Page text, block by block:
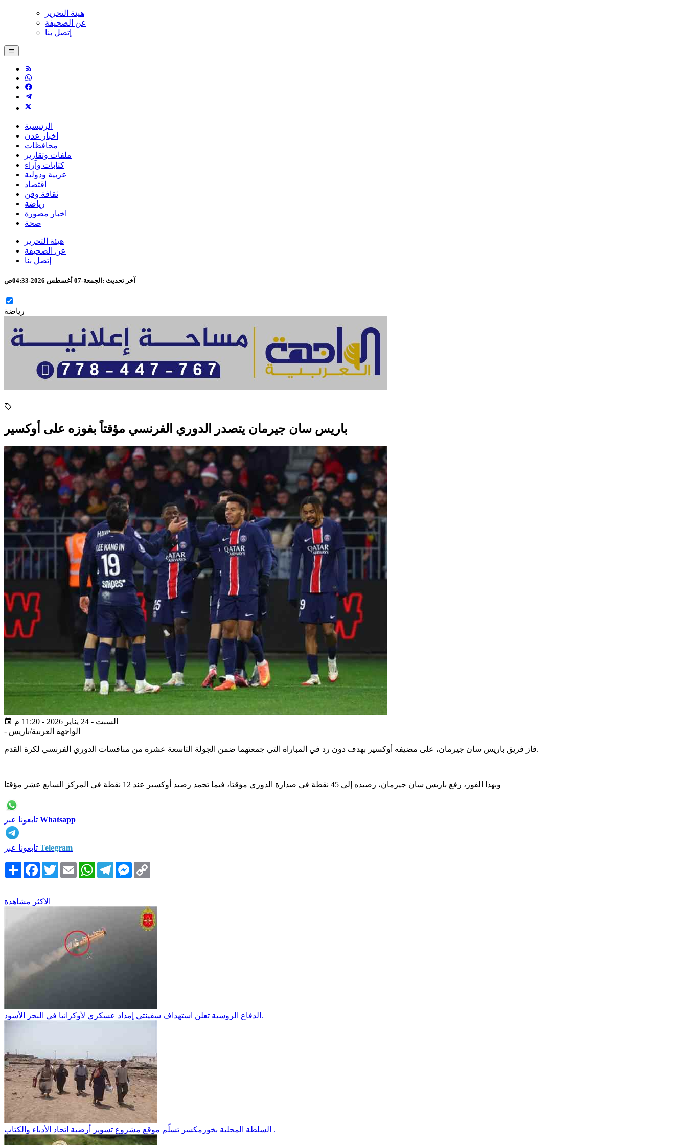
هيئة التحرير
عن الصحيفة
إتصل بنا
الرئيسية
اخبار عدن
محافظات
ملفات وتقارير
كتابات وآراء
عربية ودولية
اقتصاد
ثقافة وفن
رياضة
اخبار مصورة
صحة
هيئة التحرير
عن الصحيفة
إتصل بنا
آخر تحديث : الجمعة-07 أغسطس 2026-04:33ص
رياضة
باريس سان جيرمان يتصدر الدوري الفرنسي مؤقتاً بفوزه على أوكسير
السبت - 24 يناير 2026 - 11:20 م
- الواجهة العربية/باريس
فاز فريق باريس سان جيرمان، على مضيفه أوكسير بهدف دون رد في المباراة التي جمعتهما ضمن الجولة التاسعة عشرة من منافسات الدوري الفرنسي لكرة القدم.
وبهذا الفوز، رفع باريس سان جيرمان، رصيده إلى 45 نقطة في صدارة الدوري مؤقتا، فيما تجمد رصيد أوكسير عند 12 نقطة في المركز السابع عشر مؤقتا
Whatsapp
Telegram
انشر Facebook
TwitterEmail WhatsAppTelegramMessenger
الاكثر مشاهدة
الدفاع الروسية تعلن استهداف سفينتي إمداد عسكري لأوكرانيا في البحر الأسود.
السلطة المحلية بخورمكسر تسلّم موقع مشروع تسوير أرضية اتحاد الأدباء والكتاب .